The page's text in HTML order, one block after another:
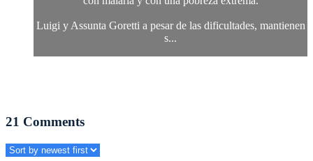
Luigi y Assunta Goretti a pesar de las dificultades, mantienen
s...
21 Comments